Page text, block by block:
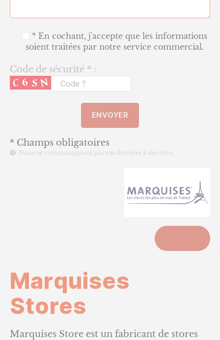
* En cochant, j'accepte que les informations
soient traitées par notre service commercial.
Code de sécurité * :
* Champs obligatoires
Nous ne communiquons pas vos données à des tiers.
Marquises
Stores
Marquises Store est un fabricant de stores